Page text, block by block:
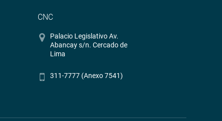
CNC
Palacio Legislativo Av.
Abancay s/n. Cercado de
Lima
311-7777 (Anexo 7541)